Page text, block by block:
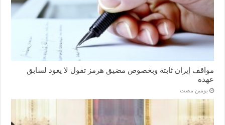
مواقف إيران ثابتة وبخصوص مضيق هرمز تقول لا يعود لسابق
عهده
‏يومين مضت